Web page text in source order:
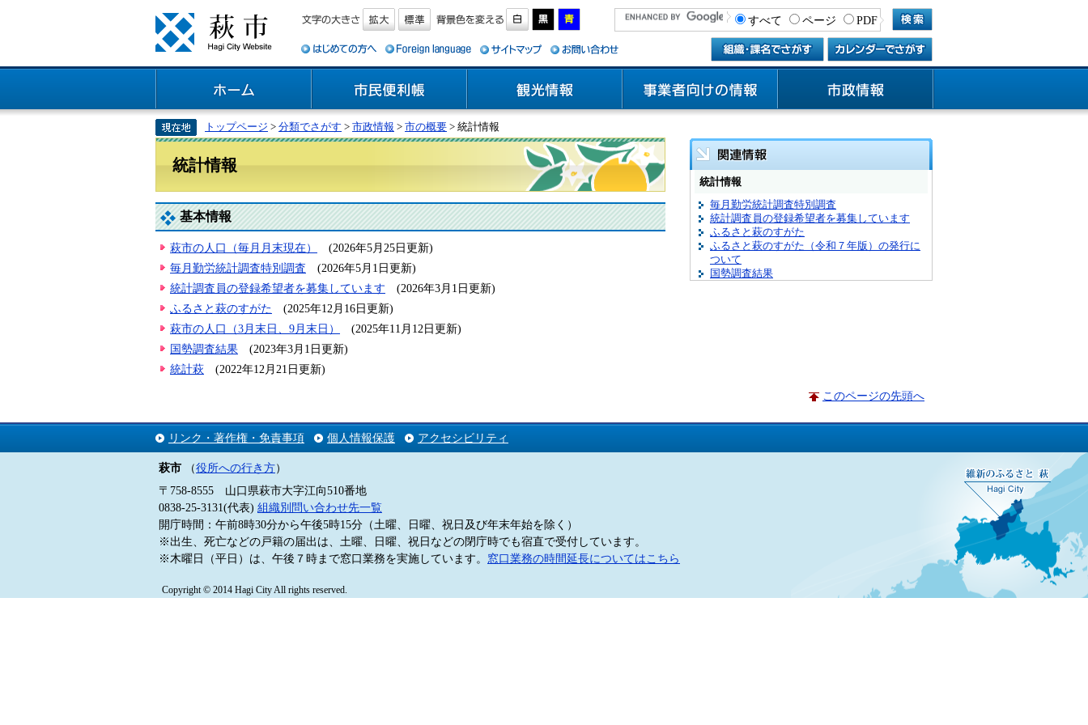
すべて ページ PDF
トップページ > 分類でさがす > 市政情報 > 市の概要 > 統計情報
統計情報
基本情報
萩市の人口（毎月月末現在）
(2026年5月25日更新)
毎月勤労統計調査特別調査
(2026年5月1日更新)
統計調査員の登録希望者を募集しています
(2026年3月1日更新)
ふるさと萩のすがた
(2025年12月16日更新)
萩市の人口（3月末日、9月末日）
(2025年11月12日更新)
国勢調査結果
(2023年3月1日更新)
統計萩
(2022年12月21日更新)
統計情報
毎月勤労統計調査特別調査
統計調査員の登録希望者を募集しています
ふるさと萩のすがた
ふるさと萩のすがた（令和７年版）の発行に
ついて
国勢調査結果
このページの先頭へ
リンク・著作権・免責事項 個人情報保護 アクセシビリティ
萩市 （役所への行き方）
〒758-8555 山口県萩市大字江向510番地
0838-25-3131(代表) 組織別問い合わせ先一覧
開庁時間：午前8時30分から午後5時15分（土曜、日曜、祝日及び年末年始を除く）
※出生、死亡などの戸籍の届出は、土曜、日曜、祝日などの閉庁時でも宿直で受付しています。
※木曜日（平日）は、午後７時まで窓口業務を実施しています。 窓口業務の時間延長についてはこちら
Copyright © 2014 Hagi City All rights reserved.